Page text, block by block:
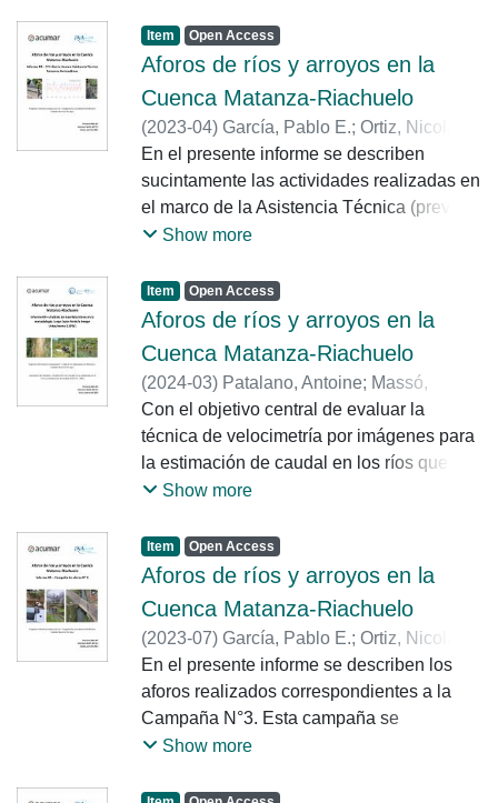
ACUMAR. Los aforos realizados en la
campaña se llevaron a cabo utilizando el
Perfilador de Corriente Acústico Doppler
(ADCP por sus siglas en ingles), el
Velocímetro Acústico Doppler (ADV por
sus siglas en ingles) y la técnica de
Velocimetría por Imágenes de Partículas a
Gran Escala (LSPIV por sus siglas en
inglés).
Item Open Access
Aforos de ríos y arroyos en la
Cuenca Matanza-Riachuelo
(2023-04) García, Pablo E.; Ortiz, Nicolás
E.; Morale, Mayra
En el presente informe se describen
sucintamente las actividades realizadas en
el marco de la Asistencia Técnica (previsto
en el Convenio Específico Nº13) para el
sensores de nivel automáticos instalados
por ACUMAR en diversos cursos de la
Show more
Item Open Access
Aforos de ríos y arroyos en la
Cuenca Matanza-Riachuelo
(2024-03) Patalano, Antoine; Massó,
Leandro;Heredia Ligorria, Ana;García,
Pablo E.;Ortiz, Nicolás E.
Con el objetivo central de evaluar la
técnica de velocimetría por imágenes para
la estimación de caudal en los ríos que
componen la Cuenca Matanza Riachuelo
de diciembre de 2023. La técnica de
velocimetría por imágenes se fundamenta
en la hipótesis de que la velocidad
superficial de un río o canal puede ser
medida siguiendo un trazador visible a
través de una cámara. En situaciones
donde no existe un trazador natural, se
procede a la introducción artificial de un
trazador, como es el caso de la siembra
Show more
Item Open Access
Aforos de ríos y arroyos en la
Cuenca Matanza-Riachuelo
(2023-07) García, Pablo E.; Ortiz, Nicolás
E.; Morale, Mayra
En el presente informe se describen los
aforos realizados correspondientes a la
Campaña N°3. Esta campaña se
desarrolló como sustitución de los aforos
(CEC Nº13 ACUMAR-INA) que no se
Show more